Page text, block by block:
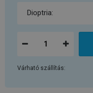
Várható szállítás: